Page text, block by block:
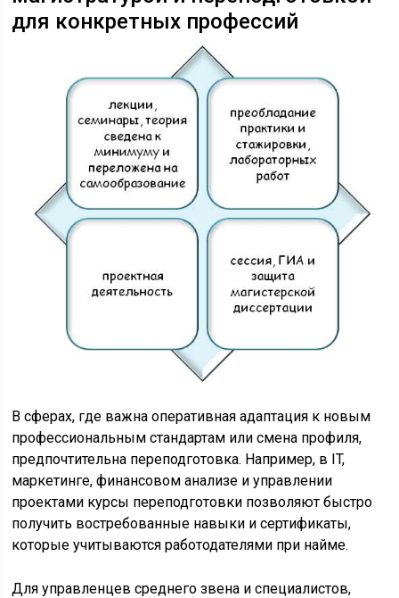
для конкретных профессий
В сферах, где важна оперативная адаптация к новым
профессиональным стандартам или смена профиля,
предпочтительна переподготовка. Например, в IT,
маркетинге, финансовом анализе и управлении
проектами курсы переподготовки позволяют быстро
получить востребованные навыки и сертификаты,
которые учитываются работодателями при найме.
Для управленцев среднего звена и специалистов,